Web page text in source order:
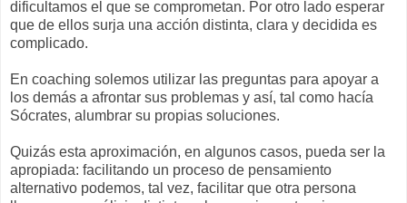
dificultamos el que se comprometan. Por otro lado esperar
que de ellos surja una acción distinta, clara y decidida es
complicado.
En coaching solemos utilizar las preguntas para apoyar a
los demás a afrontar sus problemas y así, tal como hacía
Sócrates, alumbrar su propias soluciones.
Quizás esta aproximación, en algunos casos, pueda ser la
apropiada: facilitando un proceso de pensamiento
alternativo podemos, tal vez, facilitar que otra persona